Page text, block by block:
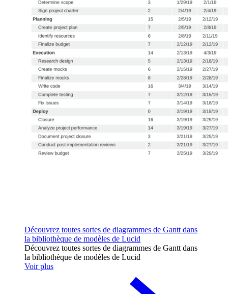
Découvrez toutes sortes de diagrammes de Gantt dans
la bibliothèque de modèles de Lucid
Découvrez toutes sortes de diagrammes de Gantt dans
la bibliothèque de modèles de Lucid
Voir plus